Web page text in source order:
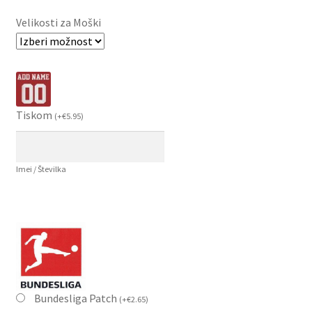
Velikosti za Moški
Tiskom (+€5.95)
Imei / Številka
Bundesliga Patch (+€2.65)